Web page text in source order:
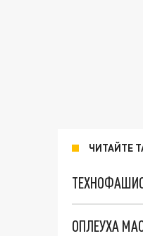
ЧИТАЙТЕ
ОПЛЕУХА